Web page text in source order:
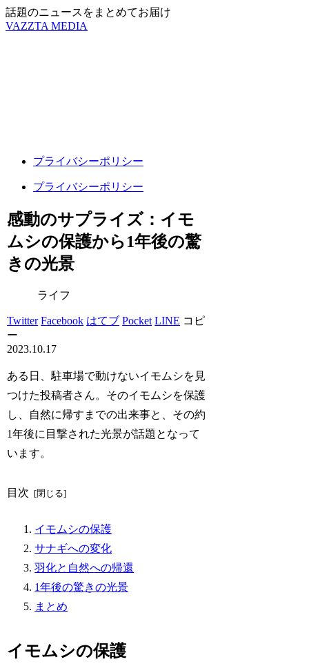
話題のニュースをまとめてお届け
VAZZTA MEDIA
プライバシーポリシー
プライバシーポリシー
感動のサプライズ：イモ
ムシの保護から1年後の驚
きの光景
ライフ
Twitter Facebook はてブ Pocket LINE コピ
ー
2023.10.17
ある日、駐車場で動けないイモムシを見
つけた投稿者さん。そのイモムシを保護
し、自然に帰すまでの出来事と、その約
1年後に目撃された光景が話題となって
います。
目次
イモムシの保護
サナギへの変化
羽化と自然への帰還
1年後の驚きの光景
まとめ
イモムシの保護